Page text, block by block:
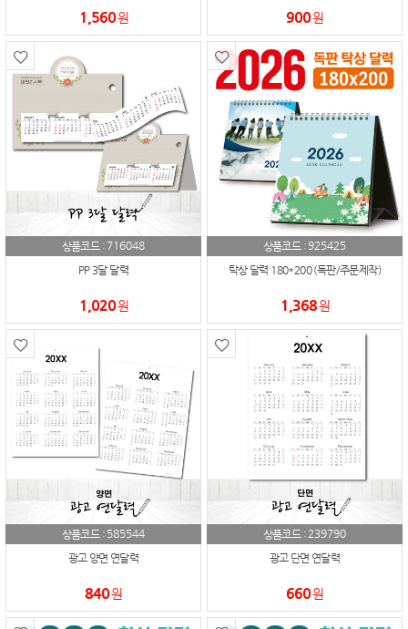
1,560원 900원
상품코드 : 716048
PP 3달 달력
1,020원
상품코드 :925425
탁상 달력 180*200 (독판/주문제작)
1,368원
상품코드 : 585544
광고 양면 연달력
840원
상품코드 :239790
광고 단면 연달력
660원